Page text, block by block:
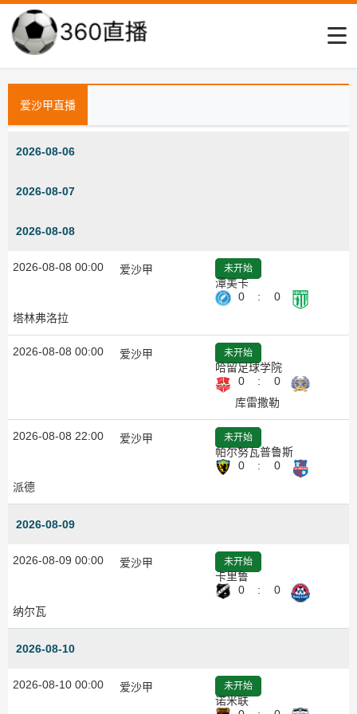
爱沙甲直播
2026-08-06
2026-08-07
2026-08-08
2026-08-08 00:00 爱沙甲 未开始
潭美卡
0
:
0
塔林弗洛拉
2026-08-08 00:00 爱沙甲 未开始
哈留足球学院
0
:
0
库雷撒勒
2026-08-08 22:00 爱沙甲 未开始
帕尔努瓦普鲁斯
0
:
0
派德
2026-08-09
2026-08-09 00:00 爱沙甲 未开始
卡里鲁
0
:
0
纳尔瓦
2026-08-10
2026-08-10 00:00 爱沙甲 未开始
诺米联